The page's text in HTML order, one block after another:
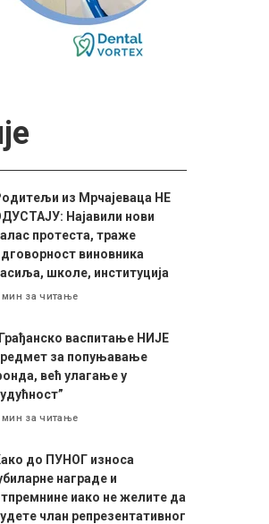
из Мрчајеваца НЕ
Најавили нови
протеста, траже
виновника
школе, институција
мин за читање
васпитање НИЈЕ
за попуњавање
већ улагање у
мин за читање
до ПУНОГ износа
награде и
иако не желите да
члан репрезентативног